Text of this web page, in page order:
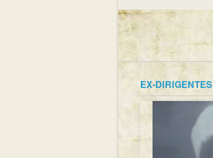
Páginas
EX-DIRIGENTES